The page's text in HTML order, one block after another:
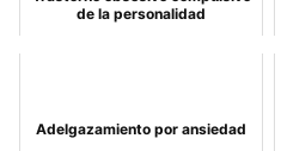
de la personalidad
Adelgazamiento por ansiedad